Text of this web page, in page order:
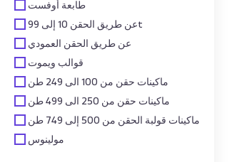
طابعة أوفست
عن طريق الحقن 10 إلى 99t
عن طريق الحقن العمودي
قوالب ويموت
ماكينات حقن من 100 الى 249 طن
ماكينات حقن من 250 الى 499 طن
ماكينات قولبة الحقن من 500 إلى 749 طن
مولينوس